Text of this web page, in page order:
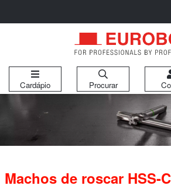
Cardápio Procurar
Machos de roscar HSS-